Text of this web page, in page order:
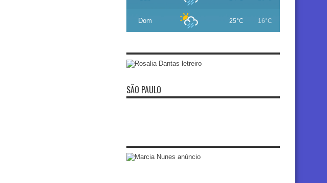
Dom 25°C 16°C
SÃO PAULO